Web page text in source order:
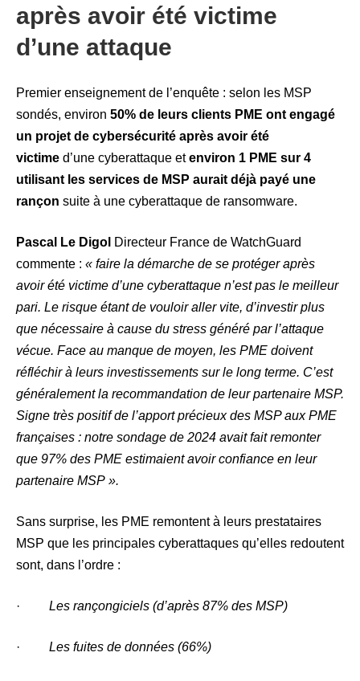
après avoir été victime
d’une attaque
Premier enseignement de l’enquête : selon les MSP
sondés, environ 50% de leurs clients PME ont engagé
un projet de cybersécurité après avoir été
victime d’une cyberattaque etenviron 1 PME sur 4
utilisant les services de MSP aurait déjà payé une
rançon suite à une cyberattaque de ransomware.
Pascal Le Digol Directeur France de WatchGuard
commente : « faire la démarche de se protéger après
avoir été victime d’une cyberattaque n’est pas le meilleur
pari. Le risque étant de vouloir aller vite, d’investir plus
que nécessaire à cause du stress généré par l’attaque
vécue. Face au manque de moyen, les PME doivent
réfléchir à leurs investissements sur le long terme. C’est
généralement la recommandation de leur partenaire MSP.
Signe très positif de l’apport précieux des MSP aux PME
françaises : notre sondage de 2024 avait fait remonter
que 97% des PME estimaient avoir confiance en leur
partenaire MSP ».
Sans surprise, les PME remontent à leurs prestataires
MSP que les principales cyberattaques qu’elles redoutent
sont, dans l’ordre :
· Les rançongiciels (d’après 87% des MSP)
· Les fuites de données (66%)